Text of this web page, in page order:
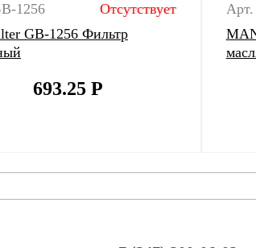
1256
Отсутствует
GB-1256 Фильтр
693.25 Р
Арт.